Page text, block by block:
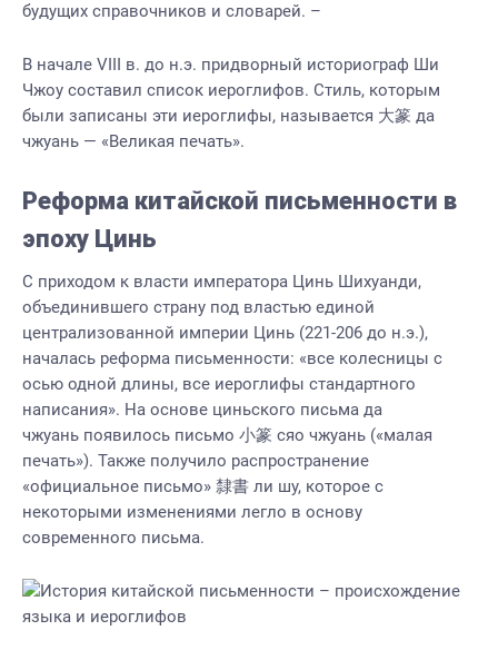
будущих справочников и словарей. –
В начале VIII в. до н.э. придворный историограф Ши
Чжоу составил список иероглифов. Стиль, которым
были записаны эти иероглифы, называется 大篆 да
чжуань — «Великая печать».
Реформа китайской письменности в
эпоху Цинь
С приходом к власти императора Цинь Шихуанди,
объединившего страну под властью единой
централизованной империи Цинь (221-206 до н.э.),
началась реформа письменности: «все колесницы с
осью одной длины, все иероглифы стандартного
написания». На основе циньского письма да
чжуань появилось письмо 小篆 сяо чжуань («малая
печать»). Также получило распространение
«официальное письмо» 隸書 ли шу, которое с
некоторыми изменениями легло в основу
современного письма.